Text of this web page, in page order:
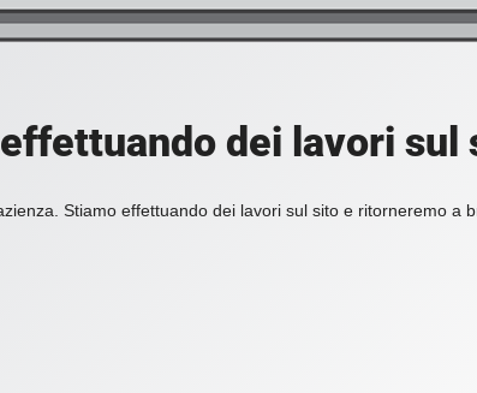
dei lavori sul
Stiamo effettuando dei lavori sul sito e ritorneremo a